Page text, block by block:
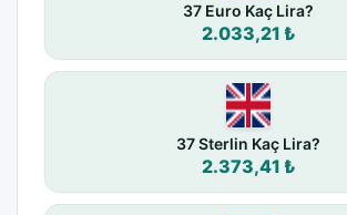
37 Euro Kaç Lira?
2.033,21 ₺
37 Sterlin Kaç Lira?
2.373,41 ₺